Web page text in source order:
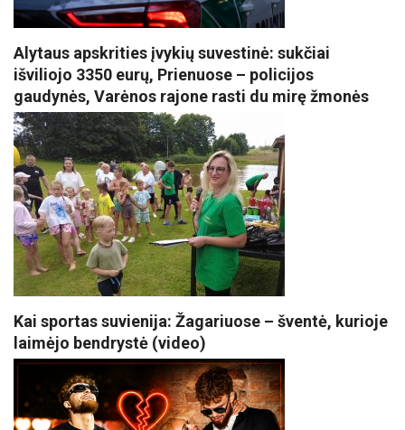
Alytaus apskrities įvykių suvestinė: sukčiai
išviliojo 3350 eurų, Prienuose – policijos
gaudynės, Varėnos rajone rasti du mirę žmonės
Kai sportas suvienija: Žagariuose – šventė, kurioje
laimėjo bendrystė (video)